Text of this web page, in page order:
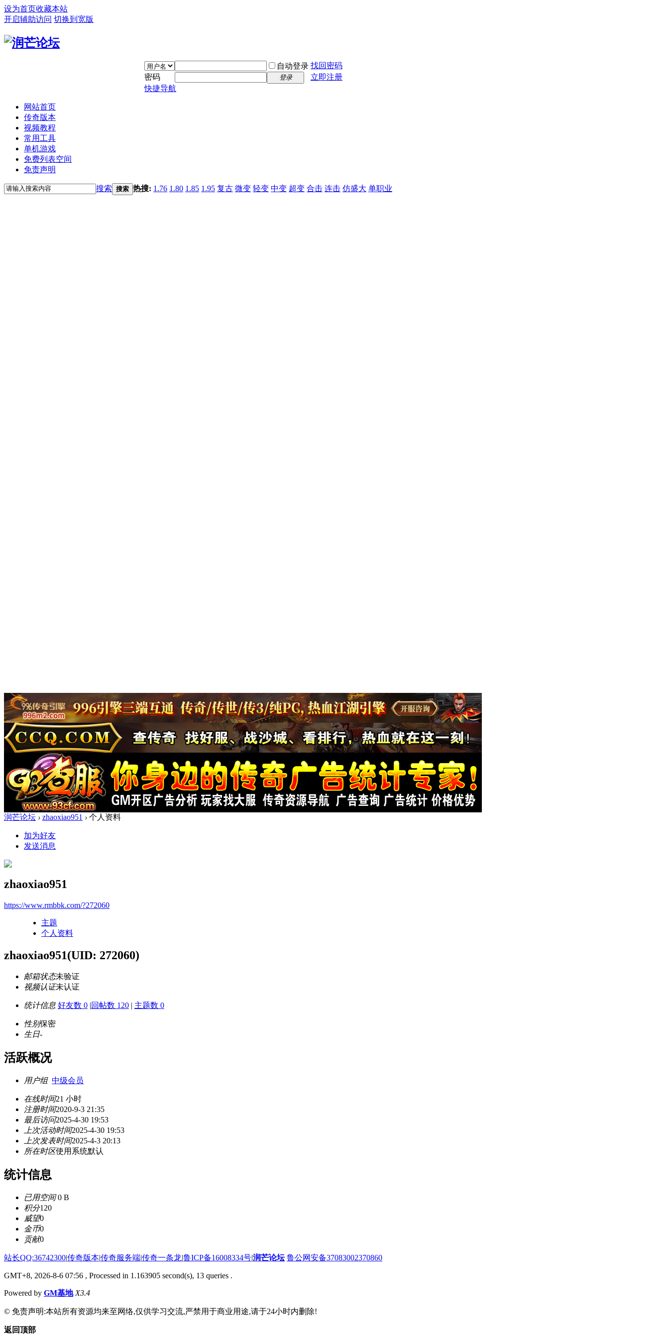
设为首页收藏本站
开启辅助访问 切换到宽版
自动登录 找回密码
密码
登录
立即注册
快捷导航
网站首页
传奇版本
视频教程
常用工具
单机游戏
免费列表空间
免责声明
搜索 搜索 热搜: 1.76 1.80 1.85 1.95 复古 微变 轻变 中变 超变 合击 连击 仿盛大 单职业
润芒论坛 › zhaoxiao951 › 个人资料
加为好友
发送消息
zhaoxiao951
https://www.rmbbk.com/?272060
主题
个人资料
zhaoxiao951(UID: 272060)
邮箱状态未验证
视频认证未认证
统计信息 好友数 0 |回帖数 120 | 主题数 0
性别保密
生日-
活跃概况
用户组 中级会员
在线时间21 小时
注册时间2020-9-3 21:35
最后访问2025-4-30 19:53
上次活动时间2025-4-30 19:53
上次发表时间2025-4-3 20:13
所在时区使用系统默认
统计信息
已用空间0 B
积分120
威望0
金币0
贡献0
站长QQ:36742300|传奇版本|传奇服务端|传奇一条龙|鲁ICP备16008334号|润芒论坛 鲁公网安备37083002370860
GMT+8, 2026-8-6 07:56 , Processed in 1.163905 second(s), 13 queries .
Powered by GM基地 X3.4
© 免责声明:本站所有资源均来至网络,仅供学习交流,严禁用于商业用途,请于24小时内删除!
返回顶部